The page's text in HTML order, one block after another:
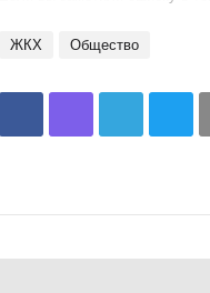
ЖКХ общество